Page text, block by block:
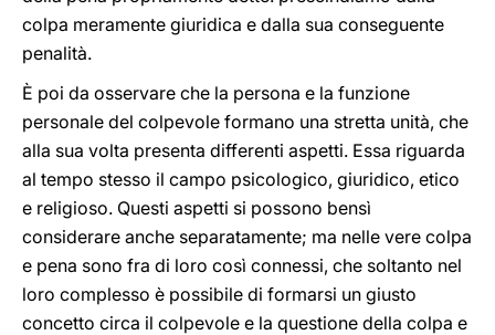
colpa meramente giuridica e dalla sua conseguente
penalità.
È poi da osservare che la persona e la funzione
personale del colpevole formano una stretta unità, che
alla sua volta presenta differenti aspetti. Essa riguarda
al tempo stesso il campo psicologico, giuridico, etico
e religioso. Questi aspetti si possono bensì
considerare anche separatamente; ma nelle vere colpa
e pena sono fra di loro così connessi, che soltanto nel
loro complesso è possibile di formarsi un giusto
concetto circa il colpevole e la questione della colpa e